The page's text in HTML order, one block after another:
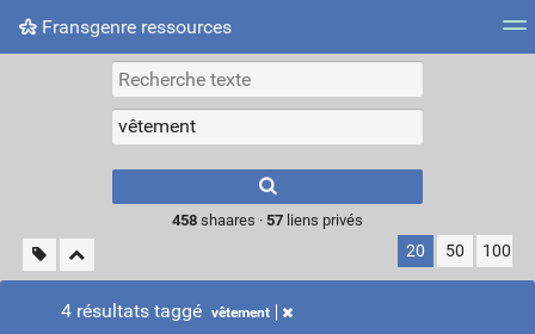
Fransgenre ressources
Most searched tags Connexion
results.
458shaares · 57liens privés
20 50 100
4 résultats taggé vêtement